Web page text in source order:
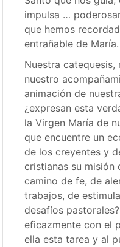
impulsa …
que hemos
entrañable de María.
Nuestra catequesis,
nuestro
animación de
¿expresan esta
la Virgen María de
que encuentre un
de los creyentes y
cristianas su misión
camino de fe, de
trabajos, de
desafíos
eficazmente con el
ella esta tarea y al